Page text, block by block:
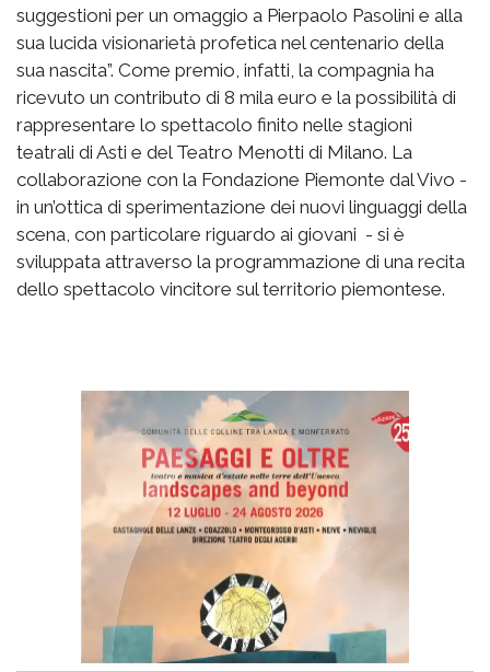
suggestioni per un omaggio a Pierpaolo Pasolini e alla
sua lucida visionarietà profetica nel centenario della
sua nascita”. Come premio, infatti, la compagnia ha
ricevuto un contributo di 8 mila euro e la possibilità di
rappresentare lo spettacolo finito nelle stagioni
teatrali di Asti e del Teatro Menotti di Milano. La
collaborazione con la Fondazione Piemonte dal Vivo -
in un’ottica di sperimentazione dei nuovi linguaggi della
scena, con particolare riguardo ai giovani - si è
sviluppata attraverso la programmazione di una recita
dello spettacolo vincitore sul territorio piemontese.